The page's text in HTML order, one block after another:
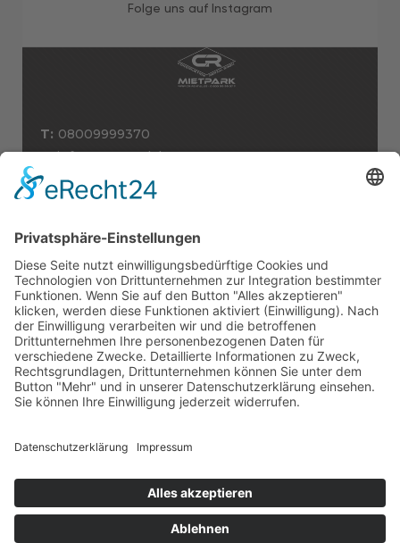
Folge uns auf Instagram
Rudolf-Diesel-Straße 25
56220 Urmitz
T: 08009999370
E: info@cr-rental.de
Datenschutz
Impressum
Cookie-Einstellungen